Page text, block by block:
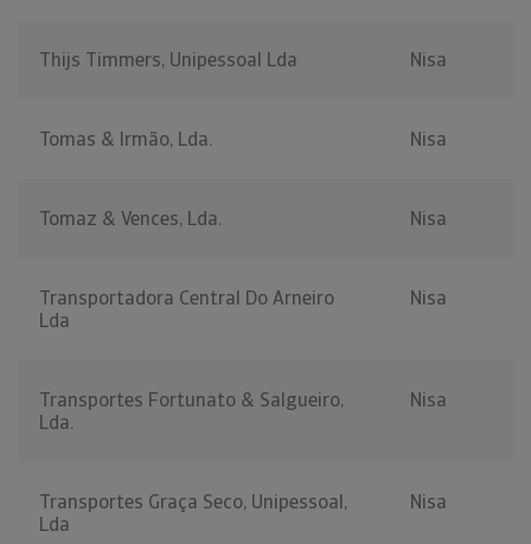
Thijs Timmers, Unipessoal Lda Nisa
Tomas & Irmão, Lda. Nisa
Tomaz & Vences, Lda. Nisa
Transportadora Central Do Arneiro
Lda
Nisa
Transportes Fortunato & Salgueiro,
Lda.
Nisa
Transportes Graça Seco, Unipessoal,
Lda
Nisa